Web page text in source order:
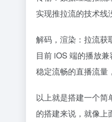
实现推拉流的技术线
解码，渲染：拉流获
目前 iOS 端的播放
稳定流畅的直播流量
以上就是搭建一个简
的搭建来说，就像